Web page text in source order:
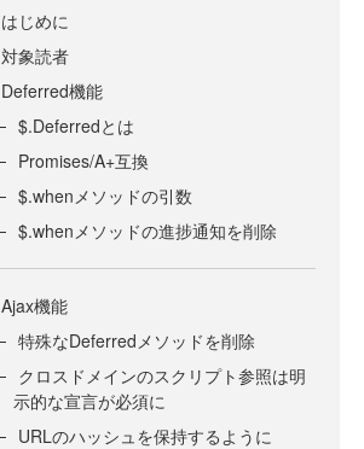
はじめに
対象読者
Deferred機能
$.Deferredとは
Promises/A+互換
$.whenメソッドの引数
$.whenメソッドの進捗通知を削除
Ajax機能
特殊なDeferredメソッドを削除
クロスドメインのスクリプト参照は明
示的な宣言が必須に
URLのハッシュを保持するように